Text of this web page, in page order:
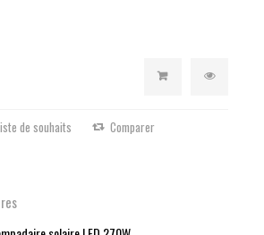
de souhaits Comparer